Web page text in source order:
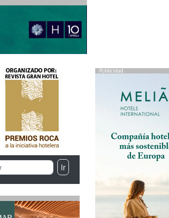
Publicidad
Ir